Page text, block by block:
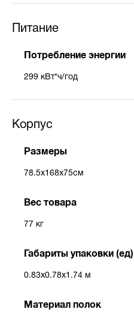
Питание
Потребление энергии
299 кВт*ч/год
Корпус
Размеры
78.5x168x75см
Вес товара
77 кг
Габариты упаковки
0.83x0.78x1.74 м
Материал полок